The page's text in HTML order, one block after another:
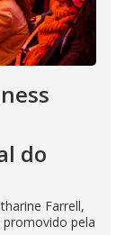
do
Farrell,
pela